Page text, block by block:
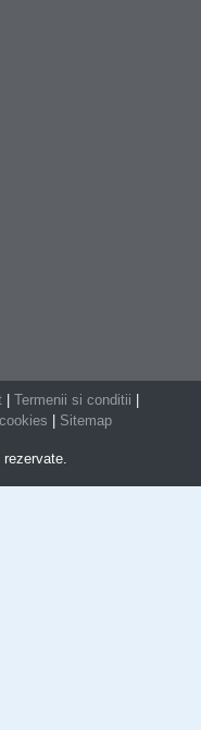
Termenii si conditii
Sitemap
rezervate.